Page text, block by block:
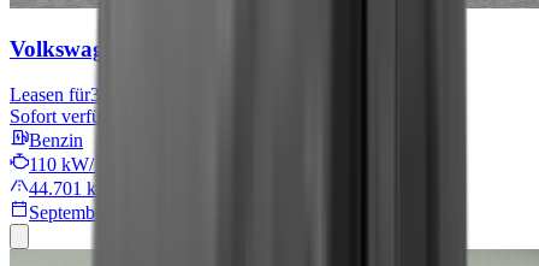
Volkswagen Tiguan
Leasen für301 € mtl.
Sofort verfügbar
Benzin
110 kW/149 PS
44.701 km
September 2024